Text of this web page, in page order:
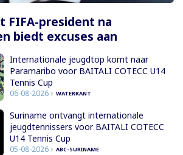
president na
biedt excuses aan
Internationale jeugdtop komt naar
Paramaribo voor BAITALI COTECC U14
Tennis Cup
06-08-2026 WATERKANT
Suriname ontvangt internationale
jeugdtennissers voor BAITALI COTECC
U14 Tennis Cup
05-08-2026 ABC-SURINAME